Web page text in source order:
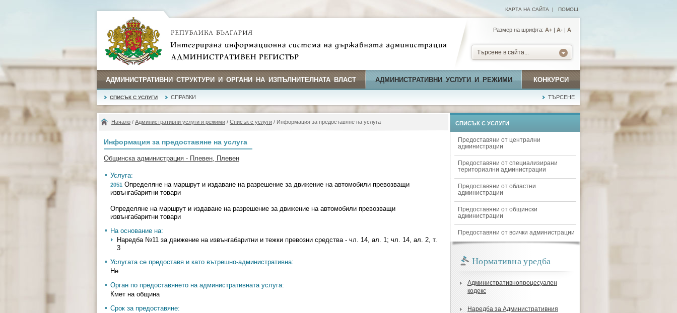
КАРТА НА САЙТА | ПОМОЩ
Размер на шрифта: А+ | A- | A
Търсене в сайта...
АДМИНИСТРАТИВНИ СТРУКТУРИ И ОРГАНИ НА ИЗПЪЛНИТЕЛНАТА ВЛАСТ АДМИНИСТРАТИВНИ УСЛУГИ И РЕЖИМИ КОНКУРСИ
СПИСЪК С УСЛУГИ СПРАВКИ ТЪРСЕНЕ
Начало / Административни услуги и режими / Списък с услуги / Информация за предоставяне на услуга
Информация за предоставяне на услуга
Общинска администрация - Плевен, Плевен
Услуга:
2051 Определяне на маршрут и издаване на разрешение за движение на автомобили превозващи
извънгабаритни товари
Определяне на маршрут и издаване на разрешение за движение на автомобили превозващи
извънгабаритни товари
На основание на:
Наредба №11 за движение на извънгабаритни и тежки превозни средства - чл. 14, ал. 1; чл. 14, ал. 2, т.
3
Услугата се предоставя и като вътрешно-административна:
Не
Орган по предоставянето на административната услуга:
Кмет на община
Срок за предоставяне:
СПИСЪК С УСЛУГИ
Предоставяни от централни
администрации
Предоставяни от специализирани
териториални администрации
Предоставяни от областни
администрации
Предоставяни от общински
администрации
Предоставяни от всички администрации
Нормативна уредба
Административнопроцесуален
кодекс
Наредба за Административния